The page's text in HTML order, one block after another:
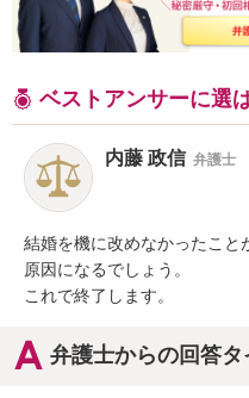
ベストアンサーに選
内藤 政信 弁護士
結婚を機に改めなかったこと
原因になるでしょう。
これで終了します。
弁護士からの回答